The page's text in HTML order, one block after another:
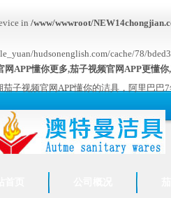
in/www/wwwroot/
hudsonenglish.com/cache/78/
APP懂你更多,茄子视频官网APP更懂
茄子视频官网APP懂你的洁具，阿里巴巴